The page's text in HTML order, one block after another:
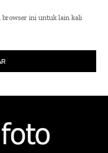
browser ini untuk lain kali